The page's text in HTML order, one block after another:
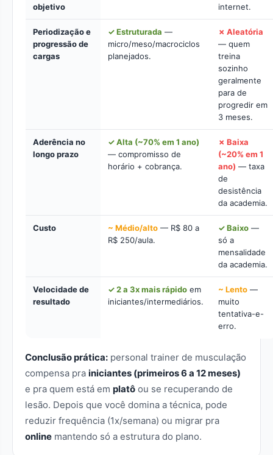
objetivo
internet.
Periodização e
progressão de
cargas
✓ Estruturada —
micro/meso/macrociclos
planejados.
✗ Aleatória
— quem
treina
sozinho
geralmente
para de
progredir em
3 meses.
Aderência no
longo prazo
✓ Alta (~70% em 1 ano)
— compromisso de
horário + cobrança.
✗ Baixa
(~20% em 1
ano) — taxa
de
desistência
da academia.
Custo ~ Médio/alto — R$ 80 a
R$ 250/aula.
✓ Baixo —
só a
mensalidade
da academia.
Velocidade de
resultado
✓ 2 a 3x mais rápido em
iniciantes/intermediários.
~ Lento —
muito
tentativa-e-
erro.
Conclusão prática: personal trainer de musculação
compensa pra iniciantes (primeiros 6 a 12 meses)
e pra quem está em platô ou se recuperando de
lesão. Depois que você domina a técnica, pode
reduzir frequência (1x/semana) ou migrar pra
online mantendo só a estrutura do plano.